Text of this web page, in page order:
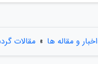
و مقاله ها » مقالات